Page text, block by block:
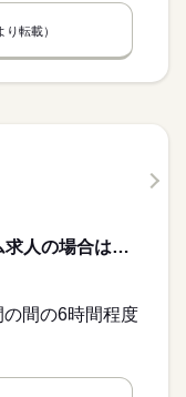
り転載）
2,200円〜2,500円 ※フルタイム求人の場合は月額（換算額）、パート求人の場合は時間額を表示しています。
間の6時間程度